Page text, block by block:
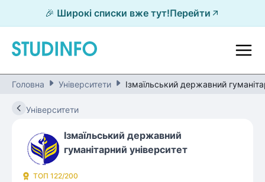
🎉 Широкі списки вже тут!Перейти
Головна Університети Ізмаїльський державний
Університети
Ізмаїльський державний
гуманітарний університет
ТОП 122/200